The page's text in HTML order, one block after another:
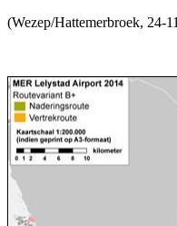
(Wezep/Hattemerbroek, 24-